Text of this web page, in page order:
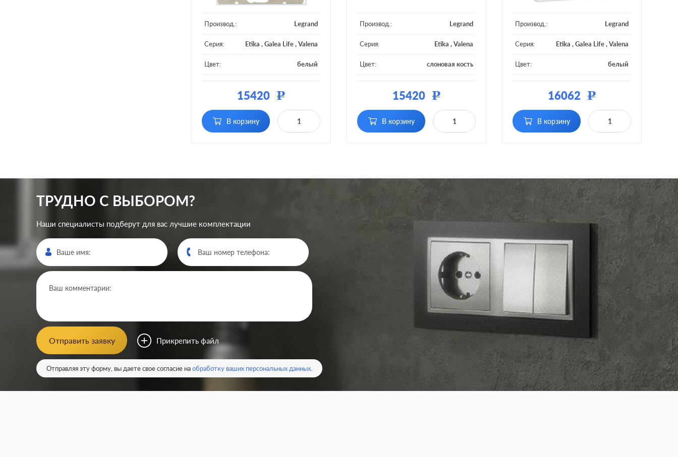
Производ.: Legrand
Серия: Etika ,Galea Life,Valena
Цвет: белый
15420Р
В корзину
Производ.: Legrand
Серия: Etika ,Valena
Цвет: слоновая кость
15420Р
В корзину
Производ.: Legrand
Серия: Etika ,Galea Life,Valena
Цвет: белый
16062 Р
В корзину
ТРУДНО С ВЫБОРОМ?
Наши специалисты подберут для вас лучшие комплектации
Отправить заявку Прикрепить файл
Отправляя эту форму, вы даете свое согласие наобработку ваших персональных данных